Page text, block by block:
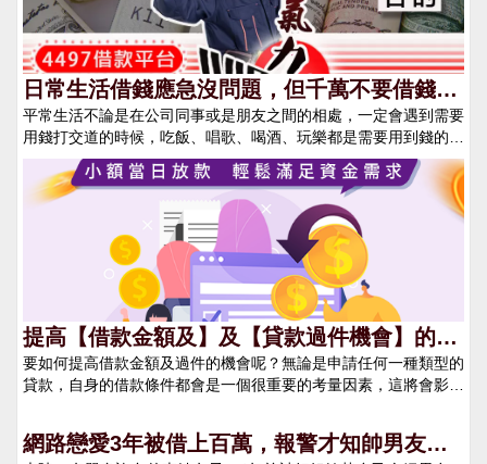
日常生活借錢應急沒問題，但千萬不要借錢來
享受生活
平常生活不論是在公司同事或是朋友之間的相處，一定會遇到需要
用錢打交道的時候，吃飯、唱歌、喝酒、玩樂都是需要用到錢的。
有的人明明收入不高，或是還在償還其他債務，就硬是要借錢來打
腫臉充胖子，硬是要讓自己很有面子。 這些人往往心裡會想著，
我借錢只要借這一次就好，下次就不會了。但現實往往是一借再
借，因為沒有付出就可以得到金錢，會讓自己有成一個壞習慣，因
為人的消費欲望會是無限的，有了第一次借錢的甜頭，就會想借第
二次，最終還是讓自己陷入無止盡的償債深淵。借錢來享受生活，
其實是在透支自己的未來 現今社會上很多年輕人，因銀行信用卡
取得容易，常常會養成先享受再說的心態，但他們往往不知道這樣
的借錢提前消費行為是在透支自己的人生，每個人可以奮鬥打拼的
時間其實不長。假使選擇了現在借錢享受，那麼再未來別人在享受
時，你就必須花更多的時間去償還自己造成的債務。且當你好不容
易把債務清償完畢時，你的戶頭只是從負數變成零，而其他人則是
會覺得借錢這事件沒什麼大不了的事情，但往往沒有想過借錢是需
提高【借款金額及】及【貸款過件機會】的方
式！
要如何提高借款金額及過件的機會呢？無論是申請任何一種類型的
貸款，自身的借款條件都會是一個很重要的考量因素，這將會影響
升借錢的額度呢？1. 了解自身的信用評分(聯徵查詢)首先，申請貸
款時貸方一定會先確認你的信用評分，會透過信用評分了解你過往
網路戀愛3年被借上百萬，報警才知帥男友是